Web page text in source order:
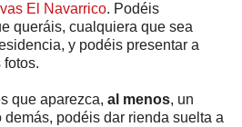
El Navarrico. Podéis
queráis, cualquiera que sea
y podéis presentar a
fotos.
que aparezca, al menos, un
podéis dar rienda suelta a